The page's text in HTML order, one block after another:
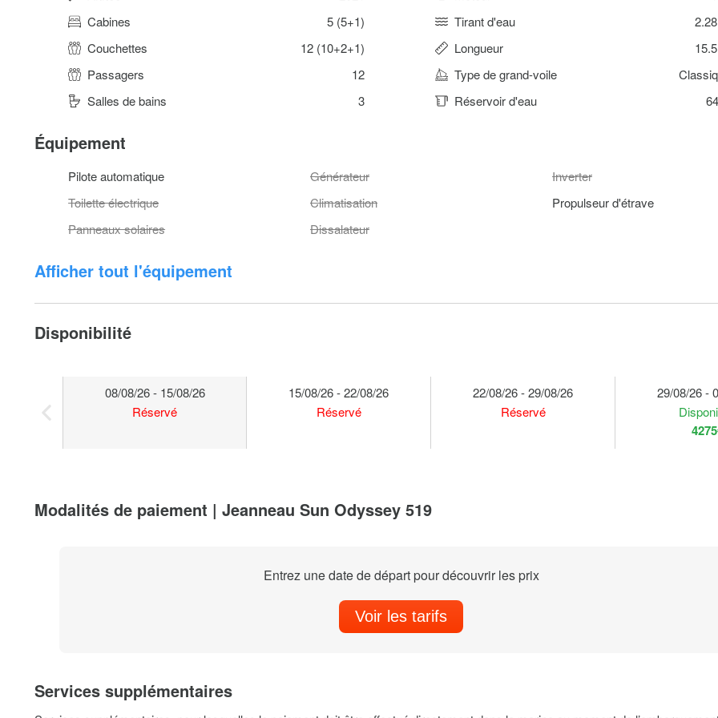
Cabines
5 (5+1) Tirant d'eau
Couchettes
12 (10+2+1) Longueur
Passagers
12 Type de grand-voile
Salles de bains
3 Réservoir d'eau
Équipement
Pilote automatique Générateur
Inverter
Toilette électrique
Climatisation
Propulseur d'étrave
Panneaux solaires
Dissalateur
Afficher tout l'équipement
Disponibilité
08/08/26 - 15/08/26
Réservé
15/08/26 - 22/08/26
Réservé
22/08/26 - 29/08/26
Réservé
29/08/26 -
Modalités de paiement | Jeanneau Sun Odyssey 519
Entrez une date de départ pour découvrir les prix
Voir les tarifs
Services supplémentaires